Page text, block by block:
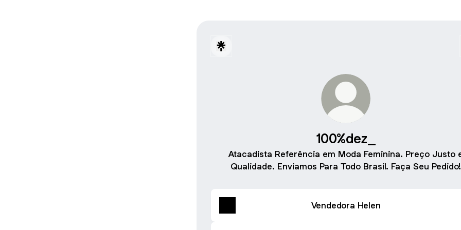
100%dez_
Atacadista Referência em Moda Feminina. Preço Justo
Qualidade. Enviamos Para Todo Brasil. Faça Seu Pedido!
Vendedora Helen